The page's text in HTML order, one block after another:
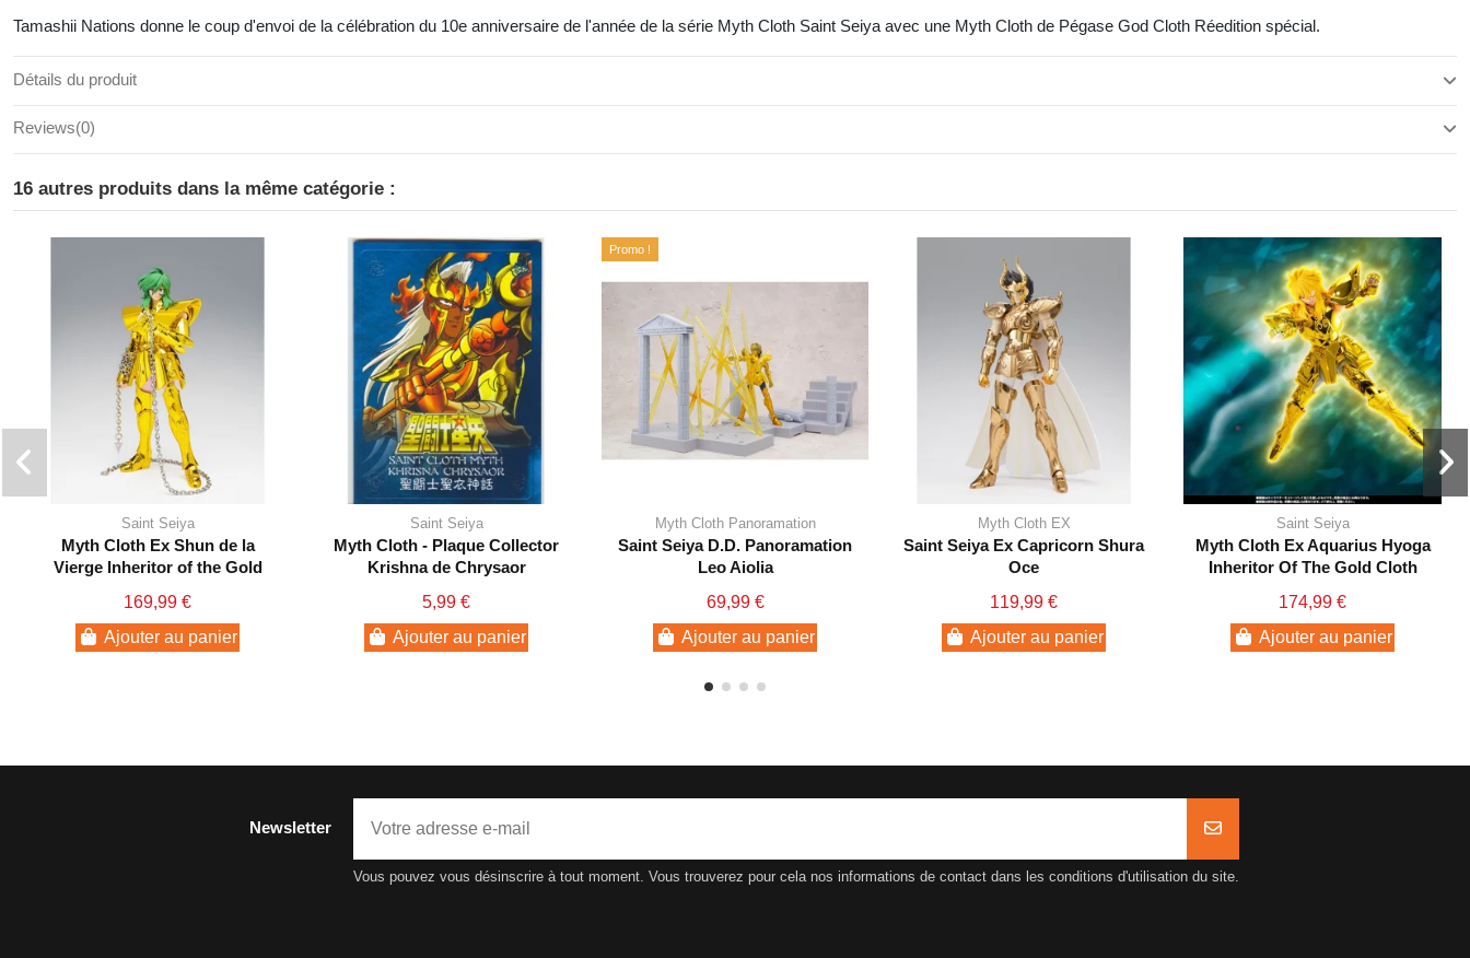
Tamashii Nations donne le coup d'envoi de la célébration du 10e anniversaire de l'année de la série Myth Cloth Saint Seiya avec une Myth Cloth de Pégase God Cloth Réedition spécial.
Détails du produit
Reviews(0)
16 autres produits dans la même catégorie :
Saint Seiya
Myth Cloth Ex Shun de la
Vierge Inheritor of the Gold
169,99 €
Ajouter au panier
Saint Seiya
Myth Cloth - Plaque Collector
Krishna de Chrysaor
5,99 €
Ajouter au panier
Promo !
Myth Cloth Panoramation
Saint Seiya D.D. Panoramation
Leo Aiolia
69,99 €
Ajouter au panier
Myth Cloth EX
Saint Seiya Ex Capricorn Shura
Oce
119,99 €
Ajouter au panier
Saint Seiya
Myth Cloth Ex Aquarius Hyoga
Inheritor Of The Gold Cloth
174,99 €
Ajouter au panier
Newsletter
Vous pouvez vous désinscrire à tout moment. Vous trouverez pour cela nos informations de contact dans les conditions d'utilisation du site.